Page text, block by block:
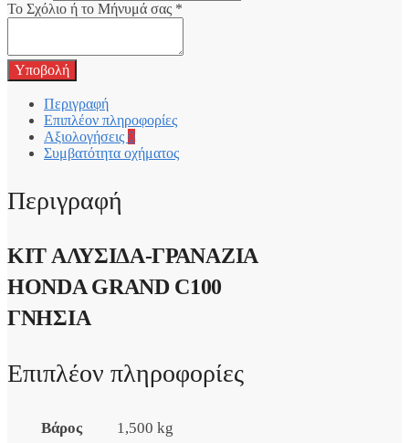
Το Σχόλιο ή το Μήνυμά σας *
Υποβολή
Περιγραφή
Επιπλέον πληροφορίες
Αξιολογήσεις 0
Συμβατότητα οχήματος
Περιγραφή
ΚΙΤ ΑΛΥΣΙΔΑ-ΓΡΑΝΑΖΙΑ
HONDA GRAND C100
ΓΝΗΣΙΑ
Επιπλέον πληροφορίες
Βάρος 1,500 kg